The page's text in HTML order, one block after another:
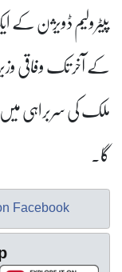
پیٹرولیم ڈویژن کے
کے آخر تک وفاقی
ملک کی سربراہی
گا۔
Facebook